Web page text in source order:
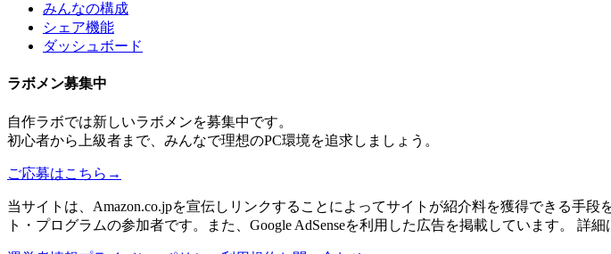
みんなの構成
シェア機能
ダッシュボード
ラボメン募集中
自作ラボでは新しいラボメンを募集中です。
初心者から上級者まで、みんなで理想のPC環境を追求しましょう。
ご応募はこちら →
当サイトは、Amazon.co.jpを宣伝しリンクすることによってサイトが紹介料を獲得できる手
ト・プログラムの参加者です。また、Google AdSenseを利用した広告を掲載しています。 詳細